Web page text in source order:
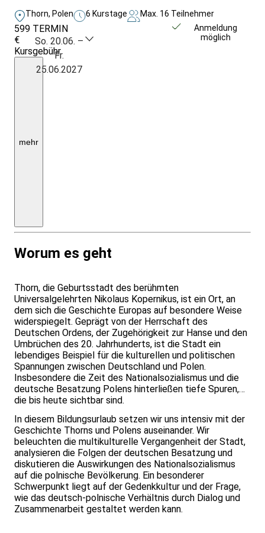
Thorn, Polen 6 Kurstage Max. 16 Teilnehmer
599
€
Kursgebühr
5
gemeinsames
Abendessen,
mehr
TERMIN
So. 20.06. –
Fr.
25.06.2027
Anmeldung
möglich
Worum es geht
Thorn, die Geburtsstadt des berühmten
Universalgelehrten Nikolaus Kopernikus, ist ein Ort, an
dem sich die Geschichte Europas auf besondere Weise
widerspiegelt. Geprägt von der Herrschaft des
Deutschen Ordens, der Zugehörigkeit zur Hanse und den
Umbrüchen des 20. Jahrhunderts, ist die Stadt ein
lebendiges Beispiel für die kulturellen und politischen
Spannungen zwischen Deutschland und Polen.
Insbesondere die Zeit des Nationalsozialismus und die
deutsche Besatzung Polens hinterließen tiefe Spuren,
die bis heute sichtbar sind.
In diesem Bildungsurlaub setzen wir uns intensiv mit der
Geschichte Thorns und Polens auseinander. Wir
beleuchten die multikulturelle Vergangenheit der Stadt,
analysieren die Folgen der deutschen Besatzung und
diskutieren die Auswirkungen des Nationalsozialismus
auf die polnische Bevölkerung. Ein besonderer
Schwerpunkt liegt auf der Gedenkkultur und der Frage,
wie das deutsch-polnische Verhältnis durch Dialog und
Zusammenarbeit gestaltet werden kann.